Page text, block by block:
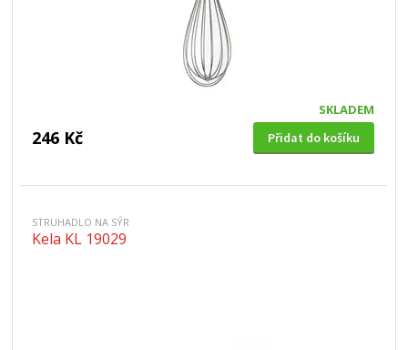
SKLADEM
246 Kč Přidat do košíku
STRUHADLO NA SÝR
Kela KL 19029